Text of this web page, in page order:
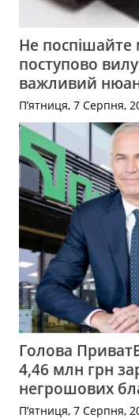
Не поспішайте
поступово
важливий
П’ятниця, 7 Серпня,
Голова
4,46 млн грн
негрошових
П’ятниця, 7 Серпня,